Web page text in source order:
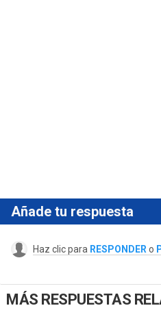
Añade tu respuesta
Haz clic para RESPONDER o
MÁS RESPUESTAS